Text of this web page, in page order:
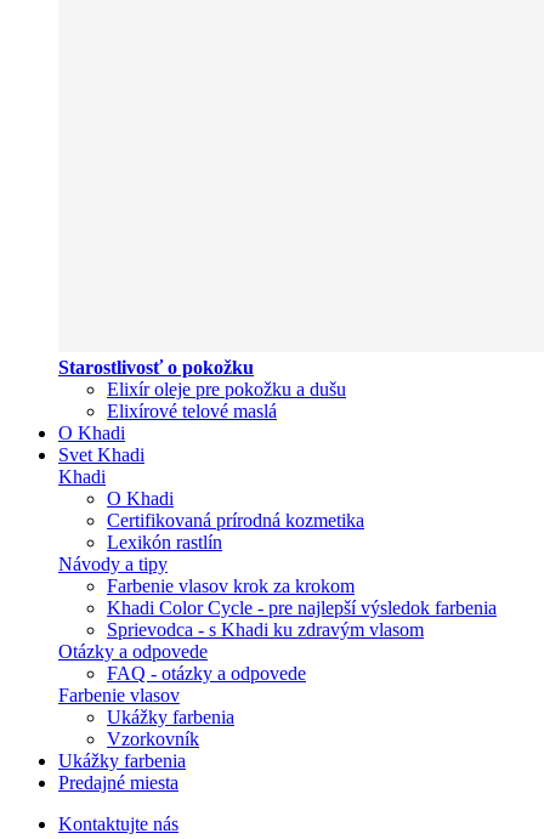
Starostlivosť o pokožku
Elixír oleje pre pokožku a dušu
Elixírové telové maslá
O Khadi
Svet Khadi
Khadi
O Khadi
Certifikovaná prírodná kozmetika
Lexikón rastlín
Návody a tipy
Farbenie vlasov krok za krokom
Khadi Color Cycle - pre najlepší výsledok farbenia
Sprievodca - s Khadi ku zdravým vlasom
Otázky a odpovede
FAQ - otázky a odpovede
Farbenie vlasov
Ukážky farbenia
Vzorkovník
Ukážky farbenia
Predajné miesta
Kontaktujte nás